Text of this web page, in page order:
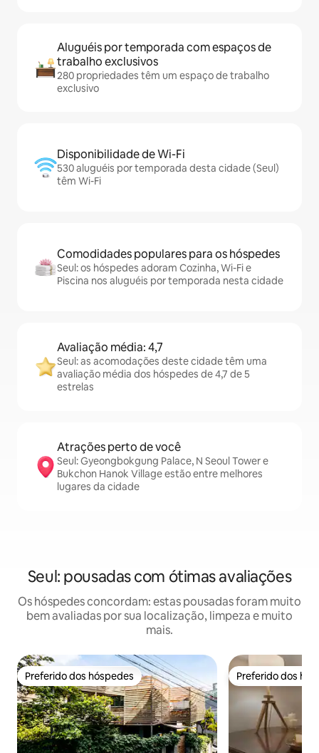
Aluguéis por temporada com espaços de
trabalho exclusivos
280 propriedades têm um espaço de trabalho
exclusivo
Disponibilidade de Wi-Fi
530 aluguéis por temporada desta cidade (Seul)
têm Wi-Fi
Comodidades populares para os hóspedes
Seul: os hóspedes adoram Cozinha, Wi-Fi e
Piscina nos aluguéis por temporada nesta cidade
Avaliação média: 4,7
Seul: as acomodações deste cidade têm uma
avaliação média dos hóspedes de 4,7 de 5
estrelas
Atrações perto de você
Seul: Gyeongbokgung Palace, N Seoul Tower e
Bukchon Hanok Village estão entre melhores
lugares da cidade
Seul: pousadas com ótimas avaliações
Os hóspedes concordam: estas pousadas foram muito
bem avaliadas por sua localização, limpeza e muito
mais.
Preferido dos hóspedes
Preferido dos hóspedes Preferido dos
Preferido dos